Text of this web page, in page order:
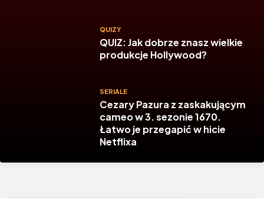
QUIZY
QUIZ: Jak dobrze znasz wielkie
produkcje Hollywood?
SERIALE
Cezary Pazura z zaskakującym
cameo w 3. sezonie 1670.
Łatwo je przegapić w hicie
Netflixa